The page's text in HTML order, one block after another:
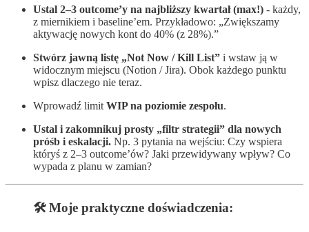
Ustal 2–3 outcome’y na najbliższy kwartał (max!) - każdy,
z miernikiem i baseline’em. Przykładowo: „Zwiększamy
aktywację nowych kont do 40% (z 28%).”
Stwórz jawną listę „Not Now / Kill List” i wstaw ją w
widocznym miejscu (Notion / Jira). Obok każdego punktu
wpisz dlaczego nie teraz.
Wprowadź limitWIP na poziomie zespołu.
Ustal i zakomnikuj prosty „filtr strategii” dla nowych
próśb i eskalacji. Np. 3 pytania na wejściu: Czy wspiera
któryś z 2–3 outcome’ów? Jaki przewidywany wpływ? Co
wypada z planu w zamian?
🛠️ Moje praktyczne doświadczenia: